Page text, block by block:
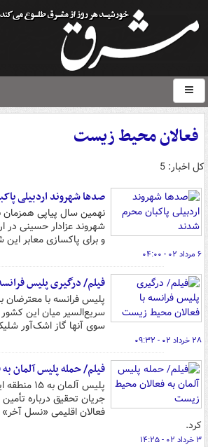
فعالان محیط زیست
کل اخبار: 5
صدها شهروند اردبیلی
نهمین سال پیاپی همزمان
شهروند عزادار حسینی در
و برای پاکسازی معابر این
۶ مرداد ۰۲ - ۰۴:۰۰
فیلم/ درگیری پلیس
پلیس فرانسه با معترضان
سریع‌السیر میان این کشور
سوی آنها گاز اشک‌آور
۲۸ خرداد ۰۲ - ۰۹:۳۲
فیلم/ حمله پلیس آلمان
پلیس آلمان
جریان تحقیق درباره
فعالان اقلیمی «نسل آخر»
کرد.
۳ خرداد ۰۲ - ۱۴:۲۵